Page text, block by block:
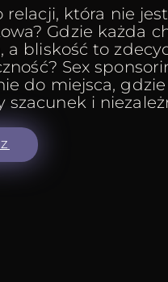
relacji, która nie
Gdzie każda
a bliskość to
Sex
do miejsca, gdzie
szacunek i